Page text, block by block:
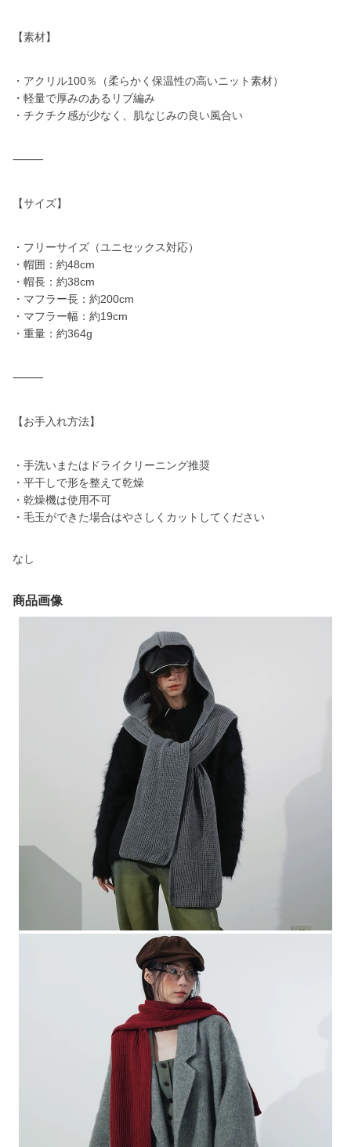
【素材】
・アクリル100％（柔らかく保温性の高いニット素材）
・軽量で厚みのあるリブ編み
・チクチク感が少なく、肌なじみの良い風合い
⸻
【サイズ】
・フリーサイズ（ユニセックス対応）
・帽囲：約48cm
・帽長：約38cm
・マフラー長：約200cm
・マフラー幅：約19cm
・重量：約364g
⸻
【お手入れ方法】
・手洗いまたはドライクリーニング推奨
・平干しで形を整えて乾燥
・乾燥機は使用不可
・毛玉ができた場合はやさしくカットしてください
なし
商品画像